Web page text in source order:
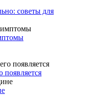
советы для
появляется